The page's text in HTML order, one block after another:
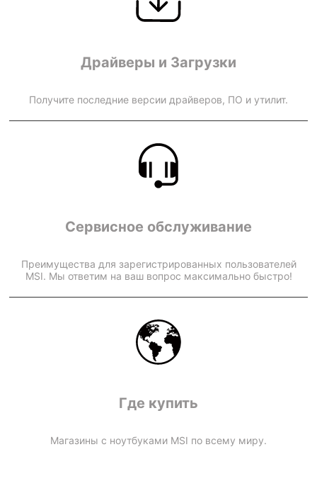
Драйверы и Загрузки
Получите последние версии драйверов, ПО и утилит.
Сервисное обслуживание
Преимущества для зарегистрированных пользователей
MSI. Мы ответим на ваш вопрос максимально быстро!
Где купить
Магазины с ноутбуками MSI по всему миру.